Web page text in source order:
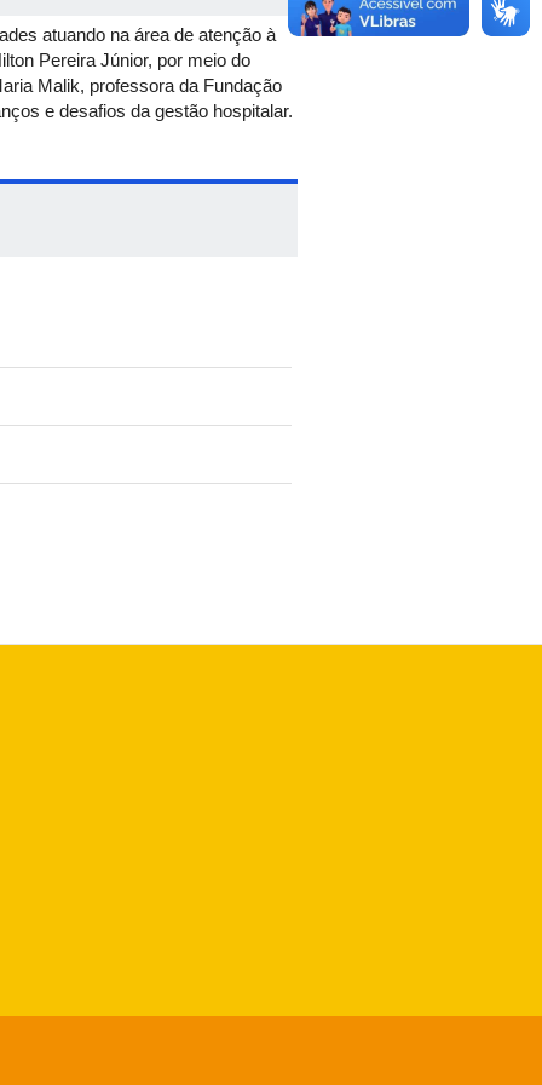
atuando na área de atenção à
Pereira Júnior, por meio do
Malik, professora da Fundação
e desafios da gestão hospitalar.